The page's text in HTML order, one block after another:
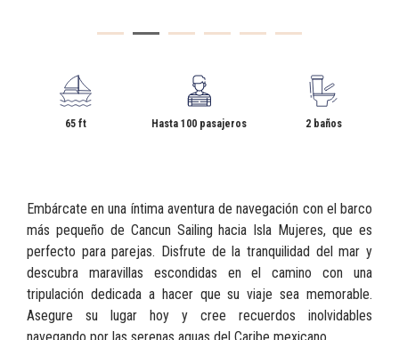
65 ft Hasta 100 pasajeros 2 baños
Embárcate en una íntima aventura de navegación con el barco
más pequeño de Cancun Sailing hacia Isla Mujeres, que es
perfecto para parejas. Disfrute de la tranquilidad del mar y
descubra maravillas escondidas en el camino con una
tripulación dedicada a hacer que su viaje sea memorable.
Asegure su lugar hoy y cree recuerdos inolvidables